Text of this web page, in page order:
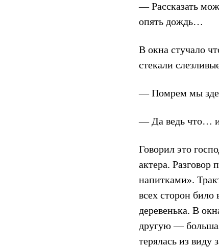
— Рассказать
опять дождь…
В окна стучало
стекали
— Помрем мы
— Да ведь что… и
Говорил это
актера. Разговор
напитками».
всех сторон
деревенька. В
другую —
терялась из виду